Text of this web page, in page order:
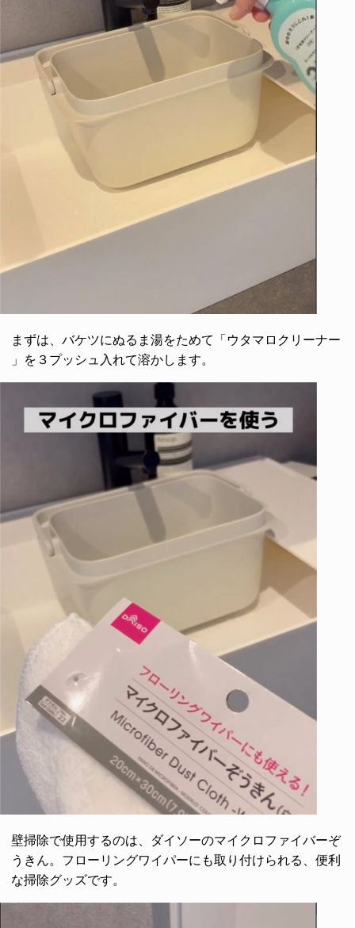
まずは、バケツにぬるま湯をためて「ウタマロクリーナー
」を３プッシュ入れて溶かします。
壁掃除で使用するのは、ダイソーのマイクロファイバーぞ
うきん。フローリングワイパーにも取り付けられる、便利
な掃除グッズです。